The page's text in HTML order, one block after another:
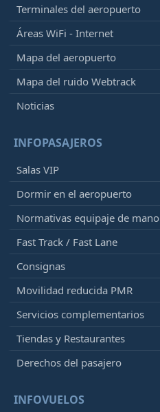
Terminales del aeropuerto
Áreas WiFi - Internet
Mapa del aeropuerto
Mapa del ruido Webtrack
Noticias
INFOPASAJEROS
Salas VIP
Dormir en el aeropuerto
Normativas equipaje de mano
Fast Track / Fast Lane
Consignas
Movilidad reducida PMR
Servicios complementarios
Tiendas y Restaurantes
Derechos del pasajero
INFOVUELOS